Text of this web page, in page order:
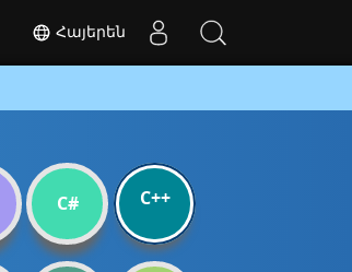
C# C++
Հայերեն